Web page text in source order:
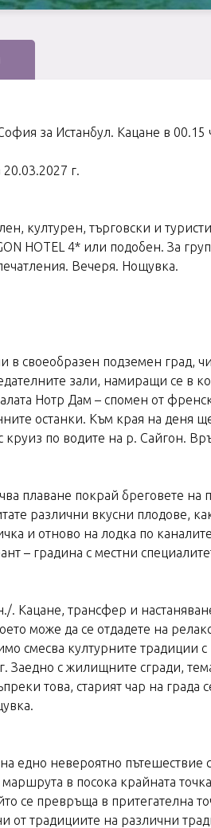
за Истанбул. Кацане в
20.03.2027 г.
културен, търговски и
HOTEL 4* или подобен. За
Вечеря. Нощувка.
своеобразен подземен град,
зали, намиращи се в
Нотр Дам – спомен от
останки. Към края на деня
по водите на р. Сайгон.
плаване покрай бреговете
различни вкусни плодове,
и отново на лодка по
– градина с местни
трансфер и
може да се отдадете на
смесва културните традиции
с жилищните сгради,
това, старият чар на града
едно невероятно пътешествие
в посока крайната
се превръща в притегателна
от традициите на различни